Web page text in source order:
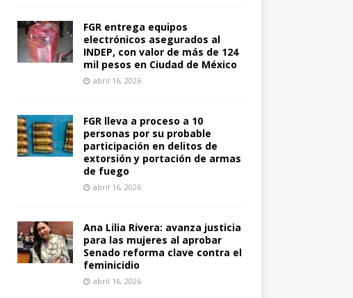
FGR entrega equipos
electrónicos asegurados al
INDEP, con valor de más de 124
mil pesos en Ciudad de México
abril 16, 2026
FGR lleva a proceso a 10
personas por su probable
participación en delitos de
extorsión y portación de armas
de fuego
abril 16, 2026
Ana Lilia Rivera: avanza justicia
para las mujeres al aprobar
Senado reforma clave contra el
feminicidio
abril 16, 2026